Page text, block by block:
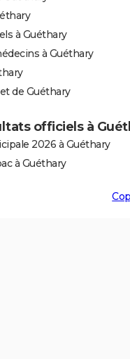
à Guéthary
à Guéthary
de Guéthary
officiels à
2026 à Guéthary
à Guéthary